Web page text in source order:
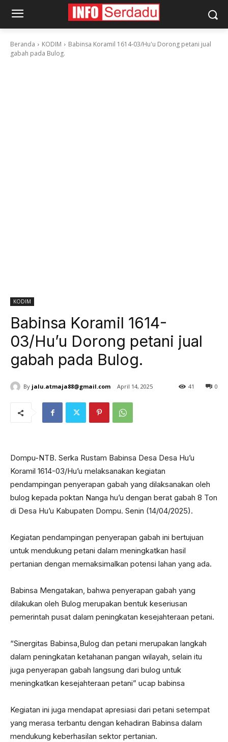
Beranda KODIM
Babinsa Koramil 1614-03/Hu'u Dorong petani jual
gabah pada Bulog.
KODIM
Babinsa Koramil 1614-
03/Hu’u Dorong petani jual
gabah pada Bulog.
By jalu.atmaja88@gmail.com April 14, 2025 0
41
Dompu-NTB. Serka Rustam Babinsa Desa Desa Hu’u
Koramil 1614-03/Hu’u melaksanakan kegiatan
pendampingan penyerapan gabah yang dilaksanakan oleh
bulog kepada poktan Nanga hu’u dengan berat gabah 8 Ton
di Desa Hu’u Kabupaten Dompu. Senin (14/04/2025).
Kegiatan pendampingan penyerapan gabah ini bertujuan
untuk mendukung petani dalam meningkatkan hasil
pertanian dengan memaksimalkan potensi lahan yang ada.
Babinsa Mengatakan, bahwa penyerapan gabah yang
dilakukan oleh Bulog merupakan bentuk keseriusan
pemerintah pusat dalam peningkatan kesejahteraan petani.
“Sinergitas Babinsa,Bulog dan petani merupakan langkah
dalam peningkatan ketahanan pangan wilayah, selain itu
juga penyerapan gabah langsung dari bulog untuk
meningkatkan kesejahteraan petani” ucap babinsa
Kegiatan ini juga mendapat apresiasi dari petani setempat
yang merasa terbantu dengan kehadiran Babinsa dalam
mendukung keberhasilan sektor pertanian.